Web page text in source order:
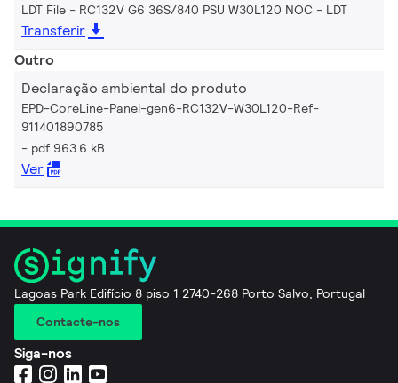
LDT File - RC132V G6 36S/840 PSU W30L120 NOC LDT
Transferir
Outro
Declaração ambiental do produto
EPD-CoreLine-Panel-gen6-RC132V-W30L120-Ref-
911401890785
pdf 963.6 kB
Ver
Lagoas Park Edifício 8 piso 1 2740-268 Porto Salvo, Portugal
Contacte-nos
Siga-nos